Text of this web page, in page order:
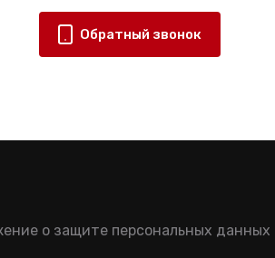
Обратный звонок
о защите персональных данных